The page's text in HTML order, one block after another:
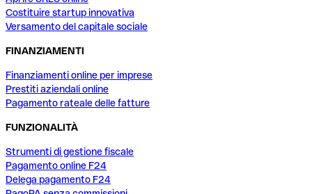
Costituire startup innovativa
Versamento del capitale sociale
FINANZIAMENTI
Finanziamenti online per imprese
Prestiti aziendali online
Pagamento rateale delle fatture
FUNZIONALITÀ
Strumenti di gestione fiscale
Pagamento online F24
Delega pagamento F24